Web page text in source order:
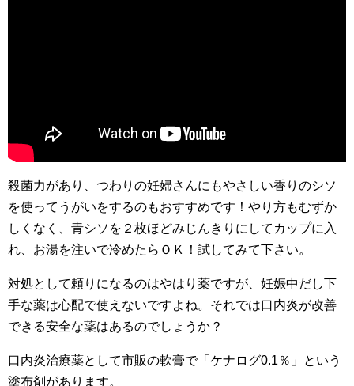
殺菌力があり、つわりの妊婦さんにもやさしい香りのシソ
を使ってうがいをするのもおすすめです！やり方もむずか
しくなく、青シソを２枚ほどみじんきりにしてカップに入
れ、お湯を注いで冷めたらＯＫ！試してみて下さい。
対処として頼りになるのはやはり薬ですが、妊娠中だし下
手な薬は心配で使えないですよね。それでは口内炎が改善
できる安全な薬はあるのでしょうか？
口内炎治療薬として市販の軟膏で「ケナログ0.1％」という
塗布剤があります。